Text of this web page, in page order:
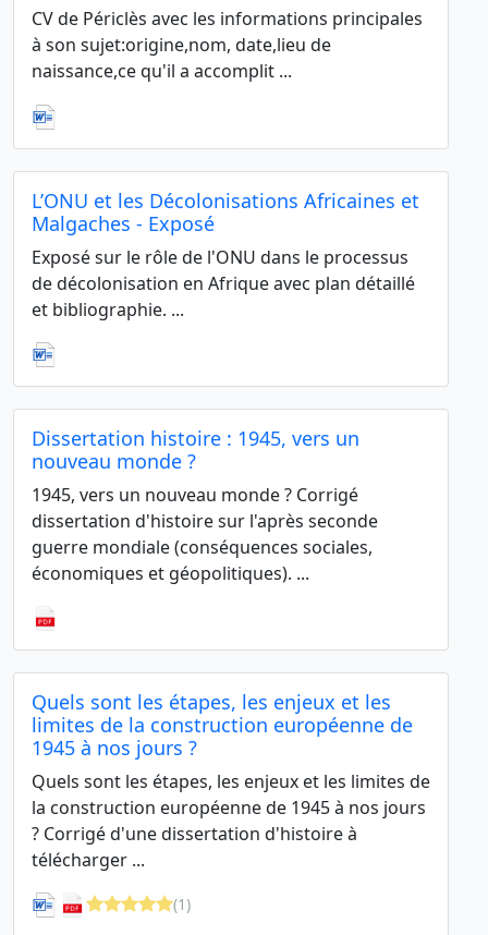
CV de Périclès avec les informations principales
à son sujet:origine,nom, date,lieu de
naissance,ce qu'il a accomplit ...
L’ONU et les Décolonisations Africaines et
Malgaches - Exposé
Exposé sur le rôle de l'ONU dans le processus
de décolonisation en Afrique avec plan détaillé
et bibliographie. ...
Dissertation histoire : 1945, vers un
nouveau monde ?
1945, vers un nouveau monde ? Corrigé
dissertation d'histoire sur l'après seconde
guerre mondiale (conséquences sociales,
économiques et géopolitiques). ...
Quels sont les étapes, les enjeux et les
limites de la construction européenne de
1945 à nos jours ?
Quels sont les étapes, les enjeux et les limites de
la construction européenne de 1945 à nos jours
? Corrigé d'une dissertation d'histoire à
télécharger ...
(1)